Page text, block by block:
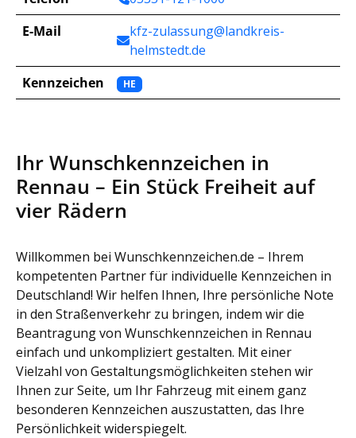
E-Mail
kfz-zulassung@landkreis-
helmstedt.de
Kennzeichen
HE
Ihr Wunschkennzeichen in
Rennau – Ein Stück Freiheit auf
vier Rädern
Willkommen bei Wunschkennzeichen.de – Ihrem
kompetenten Partner für individuelle Kennzeichen in
Deutschland! Wir helfen Ihnen, Ihre persönliche Note
in den Straßenverkehr zu bringen, indem wir die
Beantragung von Wunschkennzeichen in Rennau
einfach und unkompliziert gestalten. Mit einer
Vielzahl von Gestaltungsmöglichkeiten stehen wir
Ihnen zur Seite, um Ihr Fahrzeug mit einem ganz
besonderen Kennzeichen auszustatten, das Ihre
Persönlichkeit widerspiegelt.